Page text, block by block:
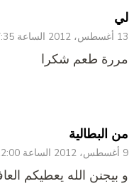
لي
13 أغسطس، 2012 الساعة 7:35 م
مررة طعم شكرا
من البطالية
9 أغسطس، 2012 الساعة 12:00 ص
و بيجنن الله يعطيكم